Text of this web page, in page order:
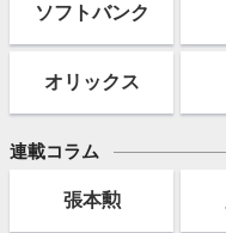
ソフトバンク
オリックス
連載コラム
張本勲